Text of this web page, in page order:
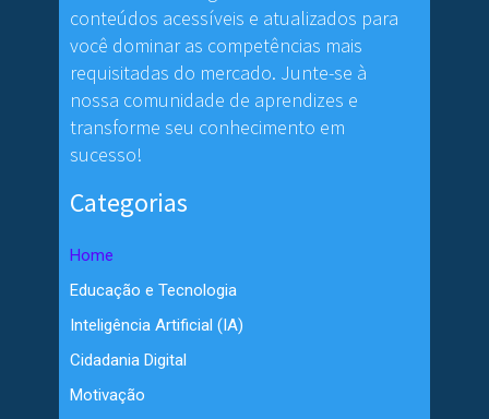
conteúdos acessíveis e atualizados para
você dominar as competências mais
requisitadas do mercado. Junte-se à
nossa comunidade de aprendizes e
transforme seu conhecimento em
sucesso!
Categorias
Home
Educação e Tecnologia
Inteligência Artificial (IA)
Cidadania Digital
Motivação